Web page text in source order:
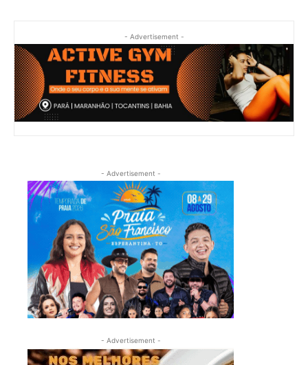
- Advertisement -
- Advertisement -
- Advertisement -